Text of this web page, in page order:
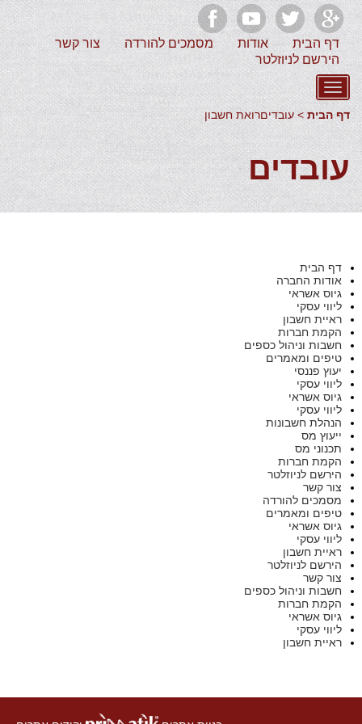
דף הבית אודות מסמכים להורדה
צור קשר
הירשם לניוזלטר
דף הבית> עובדיםרואת חשבון
עובדים
דף הבית
אודות החברה
גיוס אשראי
ליווי עסקי
ראיית חשבון
הקמת חברות
חשבות וניהול כספים
טיפים ומאמרים
יעוץ פננסי
ליווי עסקי
גיוס אשראי
ליווי עסקי
הנהלת חשבונות
ייעוץ מס
תכנוני מס
הקמת חברות
הירשם לניוזלטר
צור קשר
מסמכים להורדה
טיפים ומאמרים
גיוס אשראי
ליווי עסקי
ראיית חשבון
הירשם לניוזלטר
צור קשר
חשבות וניהול כספים
הקמת חברות
גיוס אשראי
ליווי עסקי
ראיית חשבון